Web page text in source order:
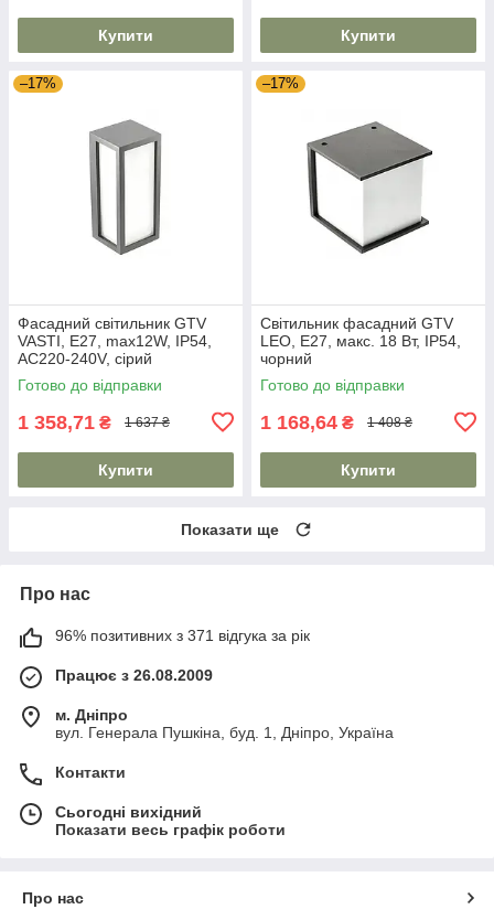
Купити Купити
–17%
Фасадний світильник GTV
VASTI, E27, max12W, IP54,
AC220-240V, сірий
Готово до відправки
1 358,71 ₴ 1 637 ₴
Купити
–17%
Світильник фасадний GTV
LEO, E27, макс. 18 Вт, IP54,
чорний
Готово до відправки
1 168,64 ₴ 1 408 ₴
Купити
Показати ще
Про нас
96% позитивних з 371 відгука за рік
Працює з 26.08.2009
м. Дніпро
вул. Генерала Пушкіна, буд. 1, Дніпро, Україна
Контакти
Сьогодні вихідний
Показати весь графік роботи
Про нас